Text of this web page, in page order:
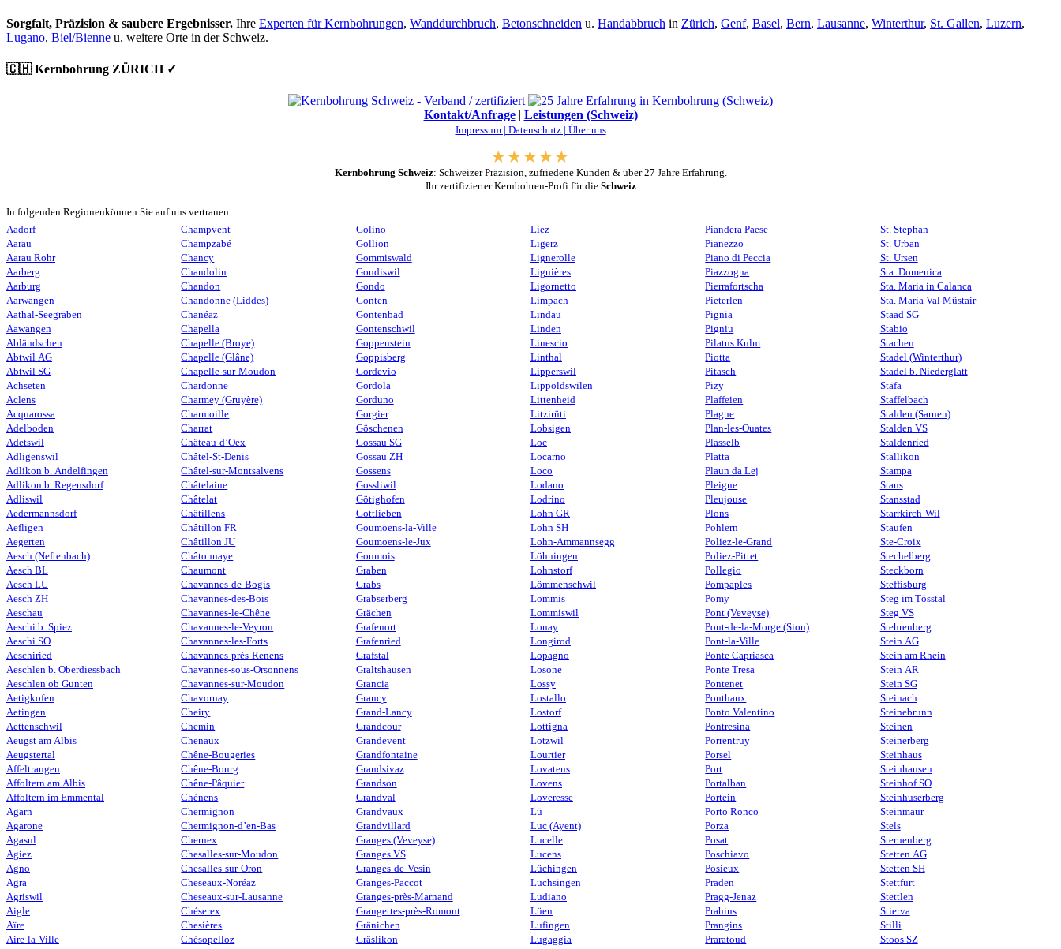
Sorgfalt, Präzision & saubere Ergebnisser. Ihre Experten für Kernbohrungen, Wanddurchbruch, Betonschneiden u. Handabbruch in Zürich, Genf, Basel, Bern, Lausanne, Winterthur, St. Gallen, Luzern,
Lugano, Biel/Bienne u. weitere Orte in der Schweiz.
🇨🇭 Kernbohrung ZÜRICH ✓
Kontakt/Anfrage| Leistungen (Schweiz)
Impressum | Datenschutz | Über uns
Kernbohrung Schweiz: Schweizer Präzision, zufriedene Kunden & über 27 Jahre Erfahrung.
Ihr zertifizierter Kernbohren-Profi für die Schweiz
In folgenden Regionenkönnen Sie auf uns vertrauen:
Aadorf
Aarau
Aarau Rohr
Aarberg
Aarburg
Aarwangen
Aathal-Seegräben
Aawangen
Abländschen
Abtwil AG
Abtwil SG
Achseten
Aclens
Acquarossa
Adelboden
Adetswil
Adligenswil
Adlikon b. Andelfingen
Adlikon b. Regensdorf
Adliswil
Aedermannsdorf
Aefligen
Aegerten
Aesch (Neftenbach)
Aesch BL
Aesch LU
Aesch ZH
Aeschau
Aeschi b. Spiez
Aeschi SO
Aeschiried
Aeschlen b. Oberdiessbach
Aeschlen ob Gunten
Aetigkofen
Aetingen
Aettenschwil
Aeugst am Albis
Aeugstertal
Affeltrangen
Affoltern am Albis
Affoltern im Emmental
Agarn
Agarone
Agasul
Agiez
Agno
Agra
Agriswil
Aigle
Aïre
Aire-la-Ville
Champvent
Champzabé
Chancy
Chandolin
Chandon
Chandonne (Liddes)
Chanéaz
Chapella
Chapelle (Broye)
Chapelle (Glâne)
Chapelle-sur-Moudon
Chardonne
Charmey (Gruyère)
Charmoille
Charrat
Château-d’Oex
Châtel-St-Denis
Châtel-sur-Montsalvens
Châtelaine
Châtelat
Châtillens
Châtillon FR
Châtillon JU
Châtonnaye
Chaumont
Chavannes-de-Bogis
Chavannes-des-Bois
Chavannes-le-Chêne
Chavannes-le-Veyron
Chavannes-les-Forts
Chavannes-près-Renens
Chavannes-sous-Orsonnens
Chavannes-sur-Moudon
Chavornay
Cheiry
Chemin
Chenaux
Chêne-Bougeries
Chêne-Bourg
Chêne-Pâquier
Chénens
Chermignon
Chermignon-d’en-Bas
Chernex
Chesalles-sur-Moudon
Chesalles-sur-Oron
Cheseaux-Noréaz
Cheseaux-sur-Lausanne
Chéserex
Chesières
Chésopelloz
Golino
Gollion
Gommiswald
Gondiswil
Gondo
Gonten
Gontenbad
Gontenschwil
Goppenstein
Goppisberg
Gordevio
Gordola
Gorduno
Gorgier
Göschenen
Gossau SG
Gossau ZH
Gossens
Gossliwil
Götighofen
Gottlieben
Goumoens-la-Ville
Goumoens-le-Jux
Goumois
Graben
Grabs
Grabserberg
Grächen
Grafenort
Grafenried
Grafstal
Graltshausen
Grancia
Grancy
Grand-Lancy
Grandcour
Grandevent
Grandfontaine
Grandsivaz
Grandson
Grandval
Grandvaux
Grandvillard
Granges (Veveyse)
Granges VS
Granges-de-Vesin
Granges-Paccot
Granges-près-Marnand
Grangettes-près-Romont
Gränichen
Gräslikon
Liez
Ligerz
Lignerolle
Lignières
Ligornetto
Limpach
Lindau
Linden
Linescio
Linthal
Lipperswil
Lippoldswilen
Littenheid
Litzirüti
Lobsigen
Loc
Locarno
Loco
Lodano
Lodrino
Lohn GR
Lohn SH
Lohn-Ammannsegg
Löhningen
Lohnstorf
Lömmenschwil
Lommis
Lommiswil
Lonay
Longirod
Lopagno
Losone
Lossy
Lostallo
Lostorf
Lottigna
Lotzwil
Lourtier
Lovatens
Lovens
Loveresse
Lü
Luc (Ayent)
Lucelle
Lucens
Lüchingen
Luchsingen
Ludiano
Lüen
Lufingen
Lugaggia
Piandera Paese
Pianezzo
Piano di Peccia
Piazzogna
Pierrafortscha
Pieterlen
Pignia
Pigniu
Pilatus Kulm
Piotta
Pitasch
Pizy
Plaffeien
Plagne
Plan-les-Ouates
Plasselb
Platta
Plaun da Lej
Pleigne
Pleujouse
Plons
Pohlern
Poliez-le-Grand
Poliez-Pittet
Pollegio
Pompaples
Pomy
Pont (Veveyse)
Pont-de-la-Morge (Sion)
Pont-la-Ville
Ponte Capriasca
Ponte Tresa
Pontenet
Ponthaux
Ponto Valentino
Pontresina
Porrentruy
Porsel
Port
Portalban
Portein
Porto Ronco
Porza
Posat
Poschiavo
Posieux
Praden
Pragg-Jenaz
Prahins
Prangins
Praratoud
St. Stephan
St. Urban
St. Ursen
Sta. Domenica
Sta. Maria in Calanca
Sta. Maria Val Müstair
Staad SG
Stabio
Stachen
Stadel (Winterthur)
Stadel b. Niederglatt
Stäfa
Staffelbach
Stalden (Sarnen)
Stalden VS
Staldenried
Stallikon
Stampa
Stans
Stansstad
Starrkirch-Wil
Staufen
Ste-Croix
Stechelberg
Steckborn
Steffisburg
Steg im Tösstal
Steg VS
Stehrenberg
Stein AG
Stein am Rhein
Stein AR
Stein SG
Steinach
Steinebrunn
Steinen
Steinerberg
Steinhaus
Steinhausen
Steinhof SO
Steinhuserberg
Steinmaur
Stels
Sternenberg
Stetten AG
Stetten SH
Stettfurt
Stettlen
Stierva
Stilli
Stoos SZ